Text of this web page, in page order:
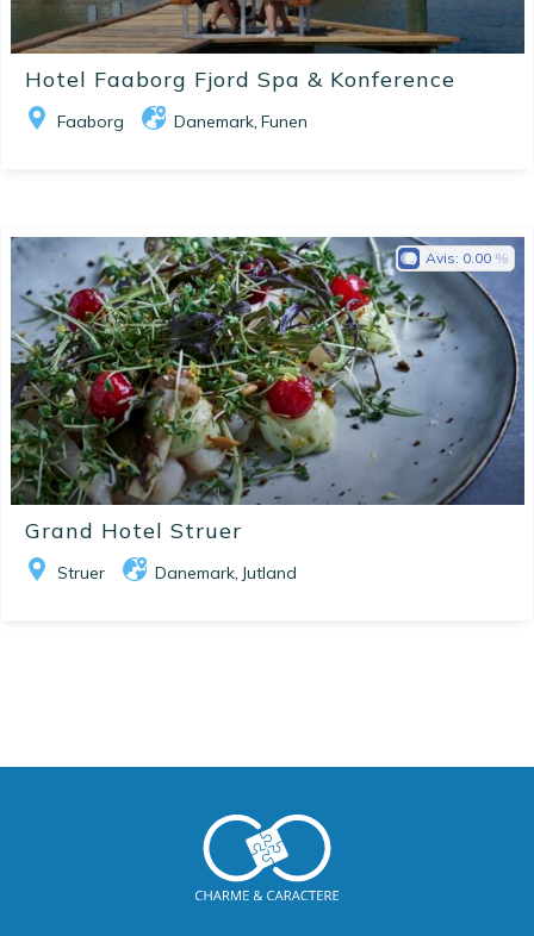
Hotel Faaborg Fjord Spa & Konference
Faaborg Danemark, Funen
Grand Hotel Struer
Struer Danemark, Jutland
Avis: 0.00